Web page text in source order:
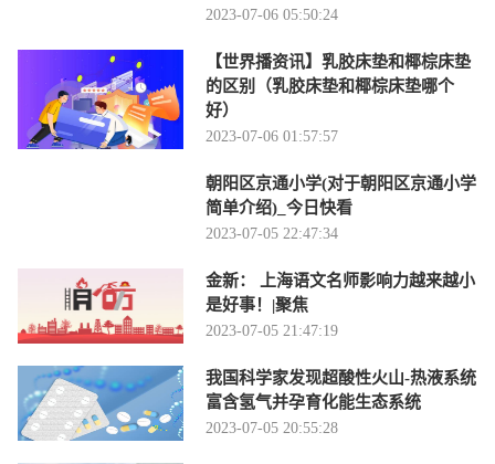
2023-07-06 05:50:24
【世界播资讯】乳胶床垫和椰棕床垫
的区别（乳胶床垫和椰棕床垫哪个
好）
2023-07-06 01:57:57
朝阳区京通小学(对于朝阳区京通小学
简单介绍)_今日快看
2023-07-05 22:47:34
金新： 上海语文名师影响力越来越小
是好事！|聚焦
2023-07-05 21:47:19
我国科学家发现超酸性火山-热液系统
富含氢气并孕育化能生态系统
2023-07-05 20:55:28